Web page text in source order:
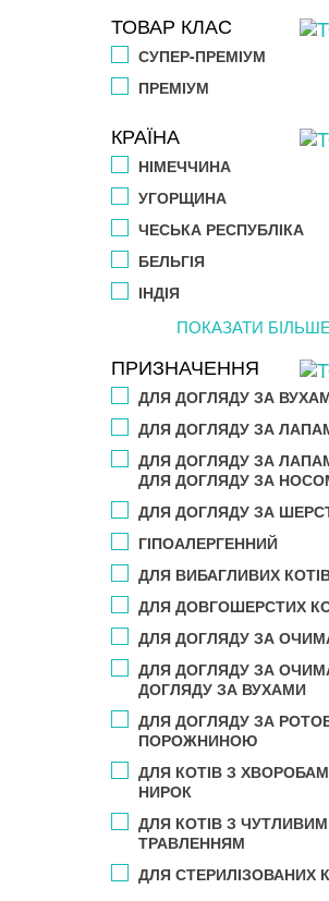
ТОВАР КЛАС
СУПЕР-ПРЕМІУМ
ПРЕМІУМ
КРАЇНА
НІМЕЧЧИНА
УГОРЩИНА
ЧЕСЬКА РЕСПУБЛІКА
БЕЛЬГІЯ
ІНДІЯ
ПОКАЗАТИ БІЛЬШЕ
ПРИЗНАЧЕННЯ
ДЛЯ ДОГЛЯДУ ЗА
ДЛЯ ДОГЛЯДУ ЗА
ДЛЯ ДОГЛЯДУ ЗА
ДЛЯ ДОГЛЯДУ ЗА
ДЛЯ ДОГЛЯДУ ЗА
ГІПОАЛЕРГЕННИЙ
ДЛЯ ВИБАГЛИВИХ
ДЛЯ ДОВГОШЕРСТИХ
ДЛЯ ДОГЛЯДУ ЗА
ДЛЯ ДОГЛЯДУ ЗА
ДОГЛЯДУ ЗА ВУХАМИ
ДЛЯ ДОГЛЯДУ ЗА
ПОРОЖНИНОЮ
ДЛЯ КОТІВ З
НИРОК
ДЛЯ КОТІВ З ЧУТЛИВИМ
ТРАВЛЕННЯМ
ДЛЯ СТЕРИЛІЗОВАНИХ